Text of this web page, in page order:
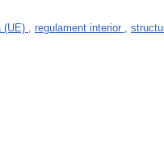
(UE) , regulament interior ,